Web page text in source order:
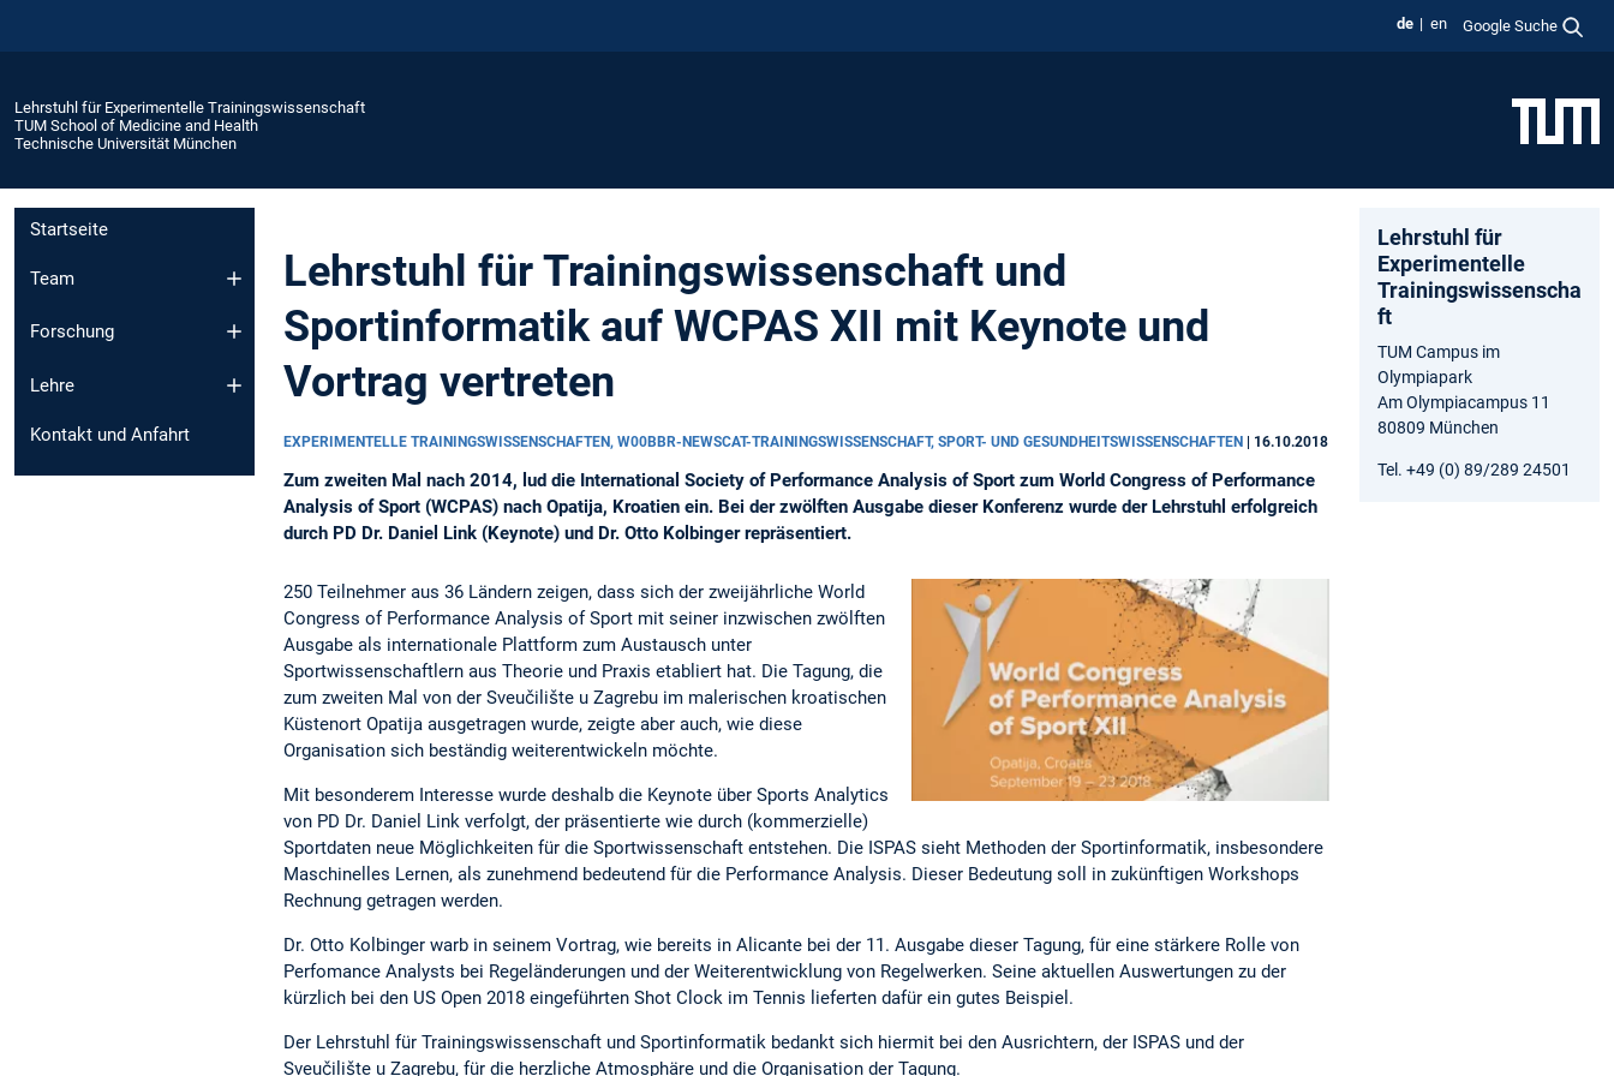
de en Google Suche
Lehrstuhl für Experimentelle Trainingswissenschaft
TUM School of Medicine and Health
Technische Universität München
Startseite
Team
Forschung
Lehre
Kontakt und Anfahrt
Lehrstuhl für Trainingswissenschaft und
Sportinformatik auf WCPAS XII mit Keynote und
Vortrag vertreten
EXPERIMENTELLE TRAININGSWISSENSCHAFTEN, W00BBR-NEWSCAT-TRAININGSWISSENSCHAFT, SPORT- UND GESUNDHEITSWISSENSCHAFTEN | 16.10.2018
Zum zweiten Mal nach 2014, lud die International Society of Performance Analysis of Sport zum World Congress of Performance
Analysis of Sport (WCPAS) nach Opatija, Kroatien ein. Bei der zwölften Ausgabe dieser Konferenz wurde der Lehrstuhl erfolgreich
durch PD Dr. Daniel Link (Keynote) und Dr. Otto Kolbinger repräsentiert.
250 Teilnehmer aus 36 Ländern zeigen, dass sich der zweijährliche World
Congress of Performance Analysis of Sport mit seiner inzwischen zwölften
Ausgabe als internationale Plattform zum Austausch unter
Sportwissenschaftlern aus Theorie und Praxis etabliert hat. Die Tagung, die
zum zweiten Mal von der Sveučilište u Zagrebu im malerischen kroatischen
Küstenort Opatija ausgetragen wurde, zeigte aber auch, wie diese
Organisation sich beständig weiterentwickeln möchte.
Mit besonderem Interesse wurde deshalb die Keynote über Sports Analytics
von PD Dr. Daniel Link verfolgt, der präsentierte wie durch (kommerzielle)
Sportdaten neue Möglichkeiten für die Sportwissenschaft entstehen. Die ISPAS sieht Methoden der Sportinformatik, insbesondere
Maschinelles Lernen, als zunehmend bedeutend für die Performance Analysis. Dieser Bedeutung soll in zukünftigen Workshops
Rechnung getragen werden.
Dr. Otto Kolbinger warb in seinem Vortrag, wie bereits in Alicante bei der 11. Ausgabe dieser Tagung, für eine stärkere Rolle von
Perfomance Analysts bei Regeländerungen und der Weiterentwicklung von Regelwerken. Seine aktuellen Auswertungen zu der
kürzlich bei den US Open 2018 eingeführten Shot Clock im Tennis lieferten dafür ein gutes Beispiel.
Der Lehrstuhl für Trainingswissenschaft und Sportinformatik bedankt sich hiermit bei den Ausrichtern, der ISPAS und der
Sveučilište u Zagrebu, für die herzliche Atmosphäre und die Organisation der Tagung.
Lehrstuhl für
Experimentelle
Trainingswissenscha
ft
TUM Campus im
Olympiapark
Am Olympiacampus 11
80809 München
Tel. +49 (0) 89/289 24501